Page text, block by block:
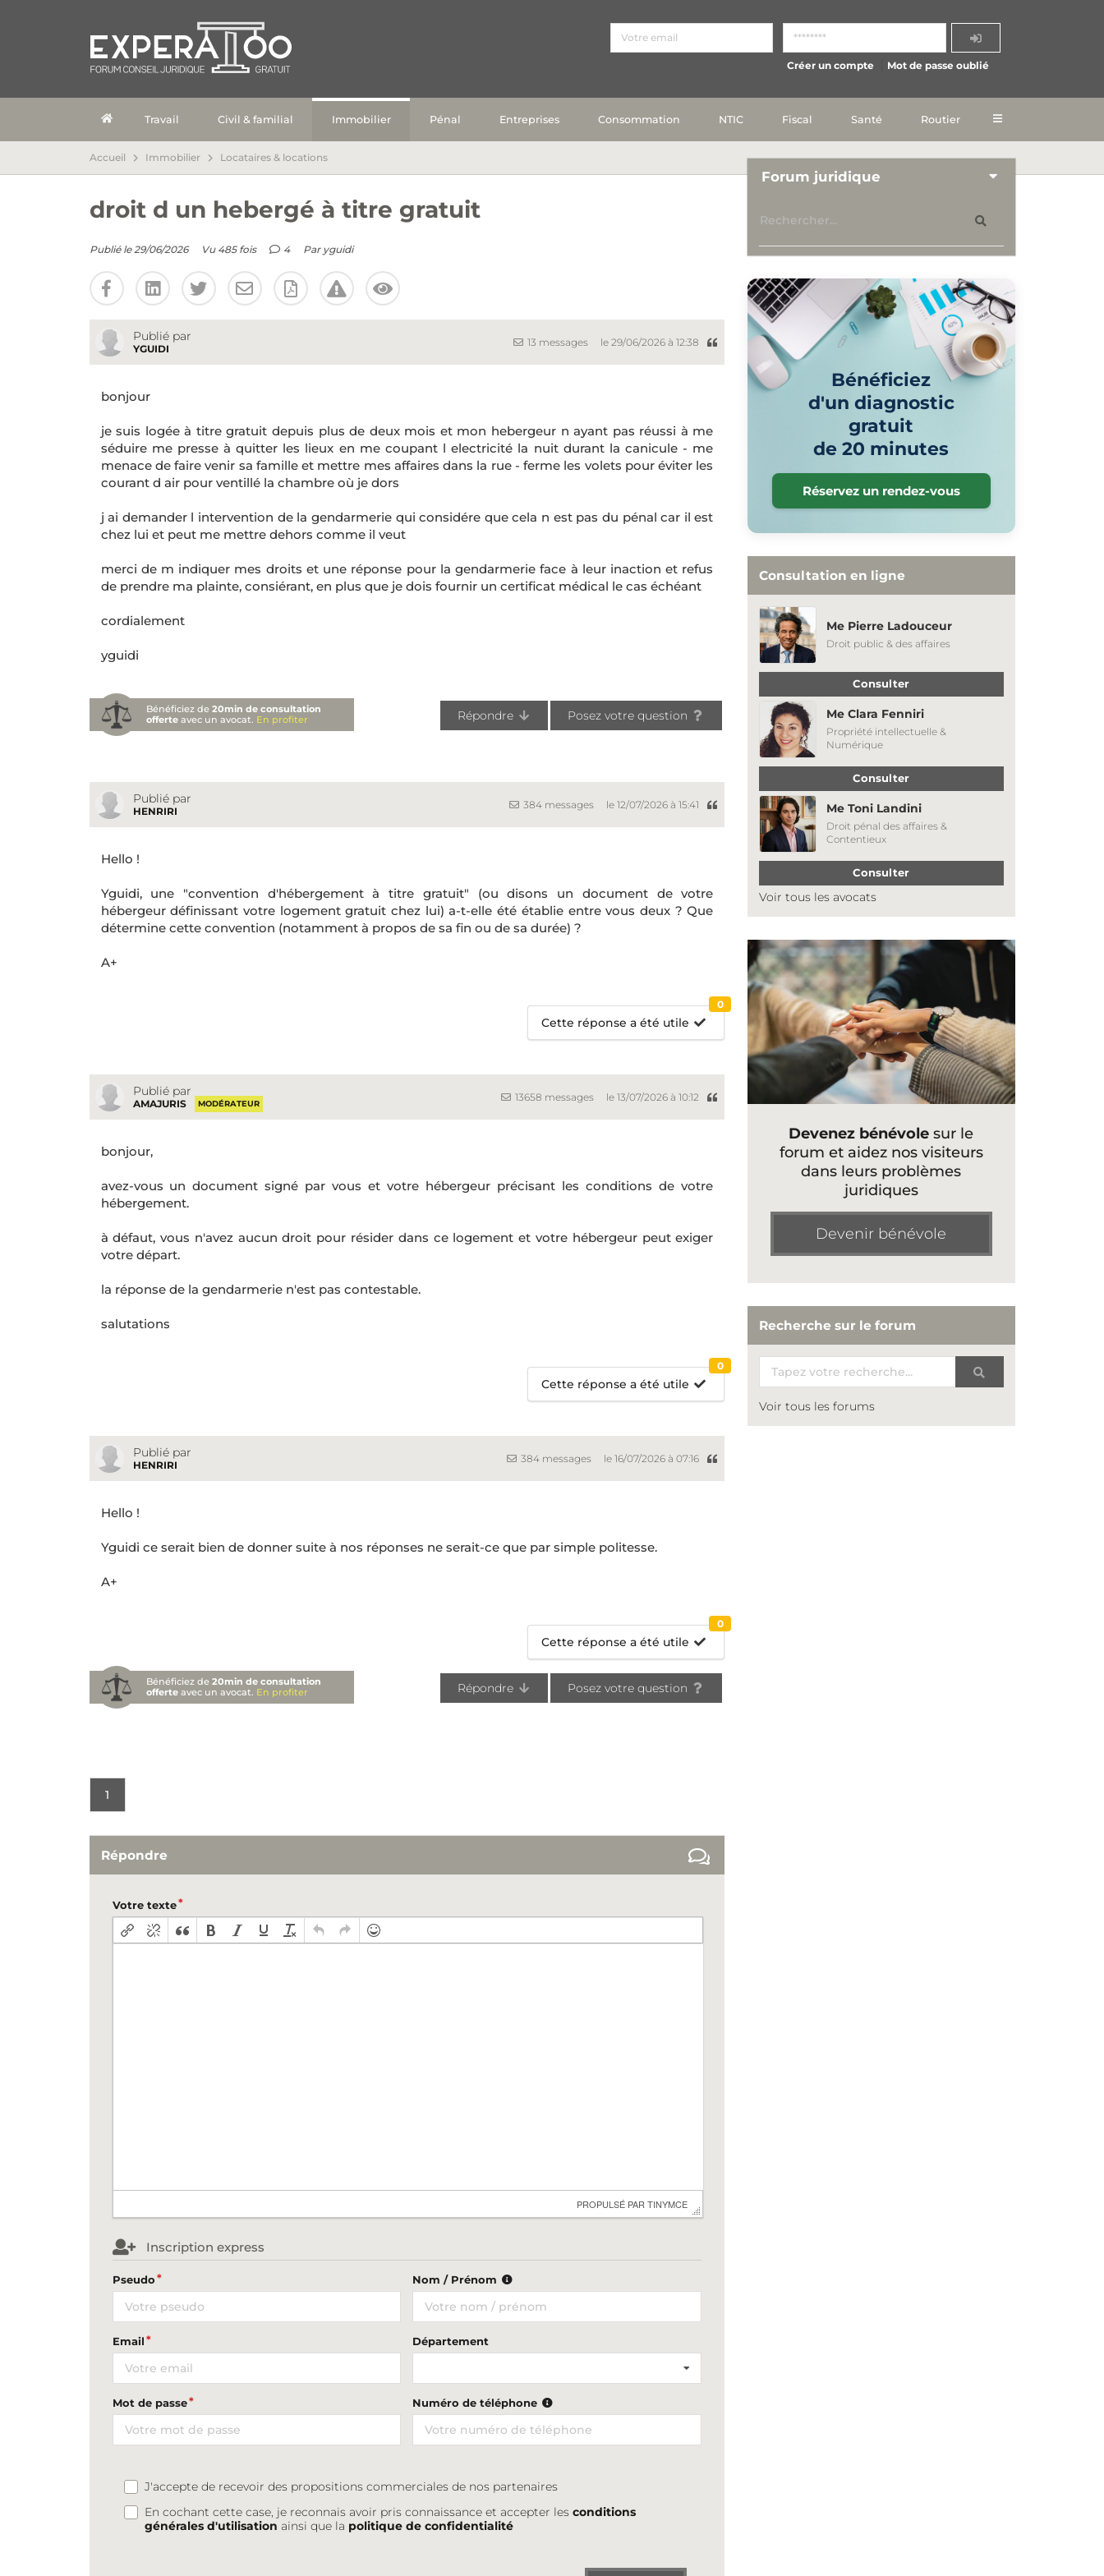
Créer un compte Mot de passe oublié
Travail Civil & familial Immobilier Pénal Entreprises Consommation NTIC Fiscal Santé Routier
Accueil Immobilier Locataires & locations
droit d un hebergé à titre gratuit
Publié le 29/06/2026 Vu 485 fois 4 Par yguidi
Publié par
YGUIDI
13 messages le 29/06/2026 à 12:38
bonjour
je suis logée à titre gratuit depuis plus de deux mois et mon hebergeur n ayant pas réussi à me
séduire me presse à quitter les lieux en me coupant l electricité la nuit durant la canicule - me
menace de faire venir sa famille et mettre mes affaires dans la rue - ferme les volets pour éviter les
courant d air pour ventillé la chambre où je dors
j ai demander l intervention de la gendarmerie qui considére que cela n est pas du pénal car il est
chez lui et peut me mettre dehors comme il veut
merci de m indiquer mes droits et une réponse pour la gendarmerie face à leur inaction et refus
de prendre ma plainte, consiérant, en plus que je dois fournir un certificat médical le cas échéant
cordialement
yguidi
Bénéficiez de20min de consultation
offerte avec un avocat. En profiter Répondre Posez votre question
Publié par
HENRIRI
384 messages le 12/07/2026 à 15:41
Hello !
Yguidi, une "convention d'hébergement à titre gratuit" (ou disons un document de votre
hébergeur définissant votre logement gratuit chez lui) a-t-elle été établie entre vous deux ? Que
détermine cette convention (notamment à propos de sa fin ou de sa durée) ?
A+
Cette réponse a été utile
0
Publié par
AMAJURIS MODÉRATEUR
13658 messages le 13/07/2026 à 10:12
bonjour,
avez-vous un document signé par vous et votre hébergeur précisant les conditions de votre
hébergement.
à défaut, vous n'avez aucun droit pour résider dans ce logement et votre hébergeur peut exiger
votre départ.
la réponse de la gendarmerie n'est pas contestable.
salutations
Cette réponse a été utile
0
Publié par
HENRIRI
384 messages le 16/07/2026 à 07:16
Hello !
Yguidi ce serait bien de donner suite à nos réponses ne serait-ce que par simple politesse.
A+
Cette réponse a été utile
0
Bénéficiez de20min de consultation
offerte avec un avocat. En profiter Répondre Posez votre question
1
Répondre
Votre texte
PROPULSÉ PAR TINYMCE
Inscription express
Pseudo Nom / Prénom
Email Département
Mot de passe Numéro de téléphone
J'accepte de recevoir des propositions commerciales de nos partenaires
En cochant cette case, je reconnais avoir pris connaissance et accepter lesconditions
générales d'utilisation ainsi que la politique de confidentialité
Forum juridique
Bénéficiez
d'un diagnostic
gratuit
de 20 minutes
Réservez un rendez-vous
Consultation en ligne
Me Pierre Ladouceur
Droit public & des affaires
Consulter
Me Clara Fenniri
Propriété intellectuelle &
Numérique
Consulter
Me Toni Landini
Droit pénal des affaires &
Contentieux
Consulter
Voir tous les avocats
Devenez bénévole sur le
forum et aidez nos visiteurs
dans leurs problèmes
juridiques
Devenir bénévole
Recherche sur le forum
Voir tous les forums